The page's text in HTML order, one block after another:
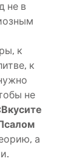
не в
к
к
не
а